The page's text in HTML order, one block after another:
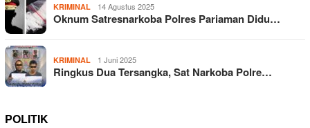
KRIMINAL 14 Agustus 2025
Oknum Satresnarkoba Polres Pariaman Didu…
KRIMINAL 1 Juni 2025
Ringkus Dua Tersangka, Sat Narkoba Polre…
POLITIK